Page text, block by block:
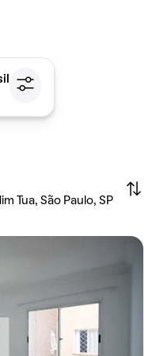
Tua, São Paulo, SP